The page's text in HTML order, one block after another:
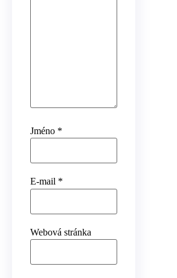
Jméno *
E-mail *
Webová stránka